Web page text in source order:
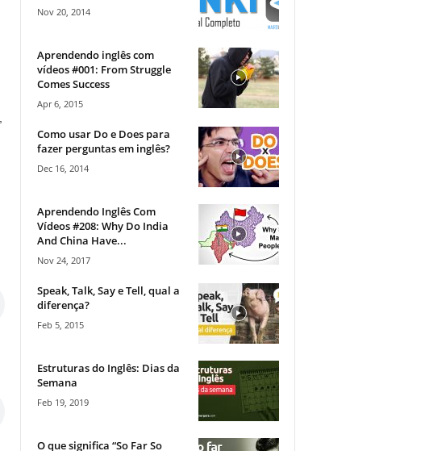
Nov 20, 2014
Aprendendo inglês com
vídeos #001: From Struggle
Comes Success
Apr 6, 2015
Como usar Do e Does para
fazer perguntas em inglês?
Dec 16, 2014
Aprendendo Inglês Com
Vídeos #208: Why Do India
And China Have...
Nov 24, 2017
Speak, Talk, Say e Tell, qual a
diferença?
Feb 5, 2015
Estruturas do Inglês: Dias da
Semana
Feb 19, 2019
O que significa “So Far So